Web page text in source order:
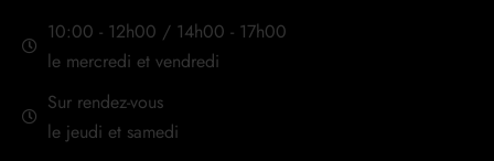
10:00 - 12h00 / 14h00 - 17h00
le mercredi et vendredi
Sur rendez-vous
le jeudi et samedi